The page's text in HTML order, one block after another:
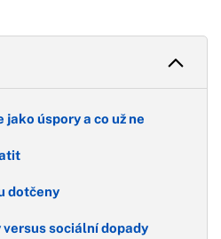
jako úspory a co už ne
dotčeny
sociální dopady